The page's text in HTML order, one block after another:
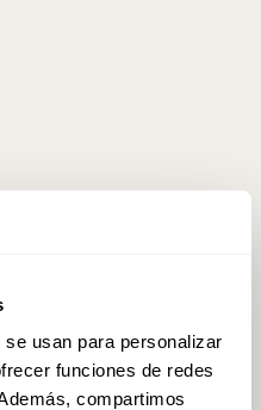
usan para personalizar
funciones de redes
compartimos